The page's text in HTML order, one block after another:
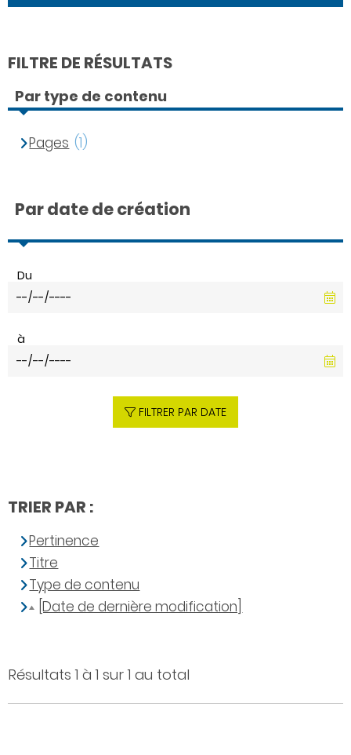
Résultats 1 à 1 sur 1 au total
FILTRE DE RÉSULTATS
Par type de contenu
Pages (1)
Par date de création
Du
à
FILTRER PAR DATE
TRIER PAR :
Pertinence
Titre
Type de contenu
[Date de dernière modification]